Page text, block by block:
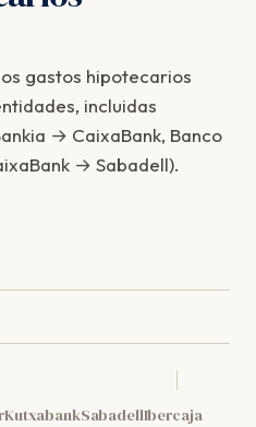
gastos hipotecarios
incluidas
→ CaixaBank, Banco
→ Sabadell).
KutxabankSabadellIbercaja